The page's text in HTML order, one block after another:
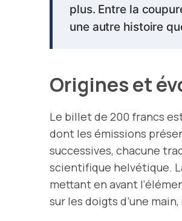
plus. Entre la
une autre histoire
Origines et
Le billet de 200 francs
dont les émissions
successives, chacune
scientifique helvétique.
mettant en avant
sur les doigts d’une